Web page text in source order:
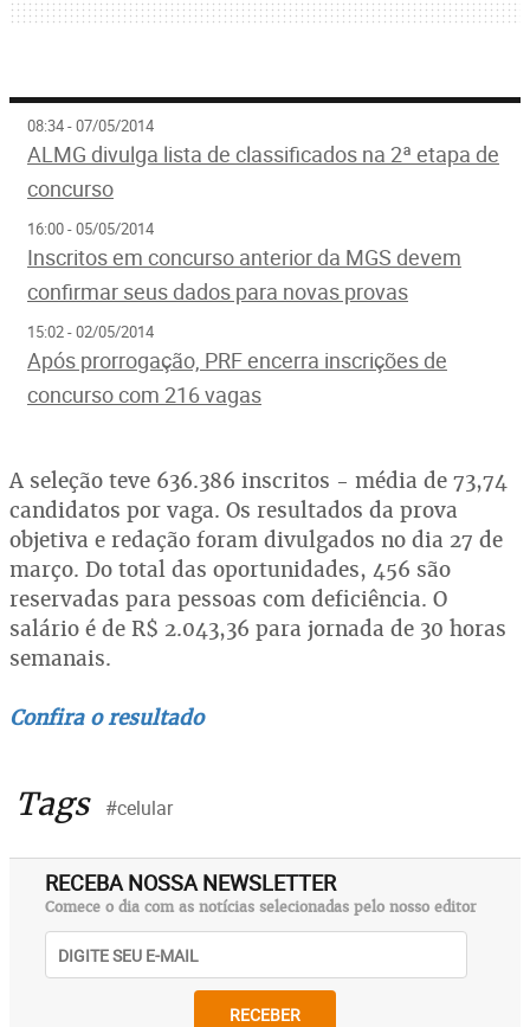
08:34 - 07/05/2014
ALMG divulga lista de classificados na 2ª etapa de
concurso
16:00 - 05/05/2014
Inscritos em concurso anterior da MGS devem
confirmar seus dados para novas provas
15:02 - 02/05/2014
Após prorrogação, PRF encerra inscrições de
concurso com 216 vagas
A seleção teve 636.386 inscritos - média de 73,74
candidatos por vaga. Os resultados da prova
objetiva e redação foram divulgados no dia 27 de
março. Do total das oportunidades, 456 são
reservadas para pessoas com deficiência. O
salário é de R$ 2.043,36 para jornada de 30 horas
semanais.
Confira o resultado
Tags #celular
RECEBA NOSSA NEWSLETTER
Comece o dia com as notícias selecionadas pelo nosso editor
RECEBER